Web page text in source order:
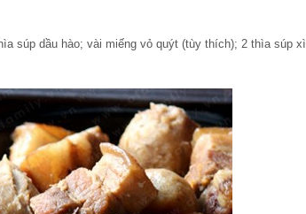
súp dầu hào; vài miếng vỏ quýt (tùy thích); 2 thìa súp xì